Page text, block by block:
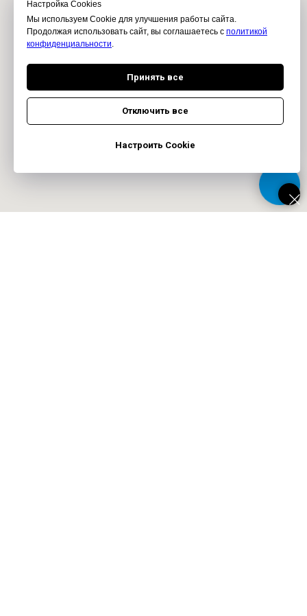
Настройка Сookies
Мы используем Cookie для улучшения работы сайта.
Продолжая использовать сайт, вы соглашаетесь с политикой
конфиденциальности
Принять все
Отключить все
Настроить Cookie